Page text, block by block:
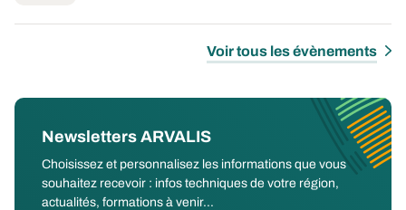
Voir tous les évènements
Newsletters ARVALIS
Choisissez et personnalisez les informations que vous
souhaitez recevoir : infos techniques de votre région,
actualités, formations à venir...